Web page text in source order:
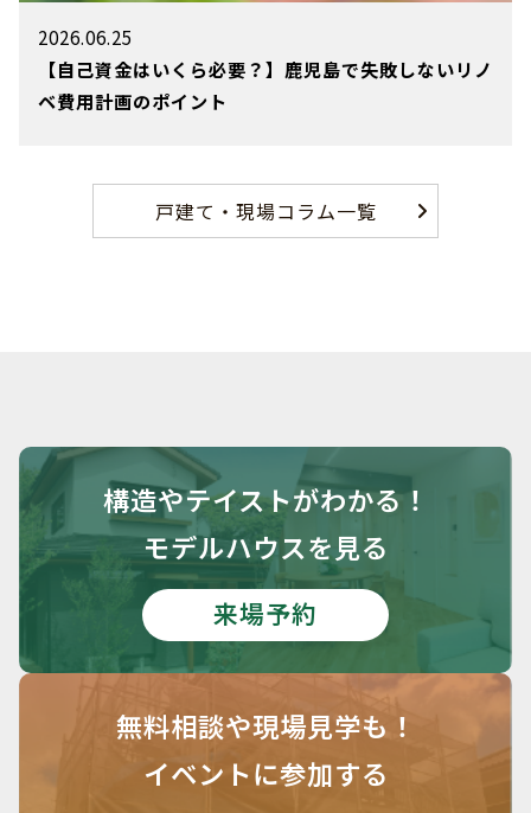
2026.06.25
【自己資金はいくら必要？】鹿児島で失敗しないリノ
ベ費用計画のポイント
戸建て・現場コラム一覧
構造やテイストがわかる！
モデルハウスを見る
来場予約
無料相談や現場見学も！
イベントに参加する